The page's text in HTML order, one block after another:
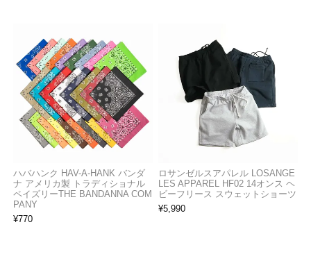
ハバハンク HAV-A-HANK バンダ
ナ アメリカ製 トラディショナル
ペイズリーTHE BANDANNA COM
PANY
¥770
ロサンゼルスアパレル LOSANGE
LES APPAREL HF02 14オンス ヘ
ビーフリース スウェットショーツ
¥5,990